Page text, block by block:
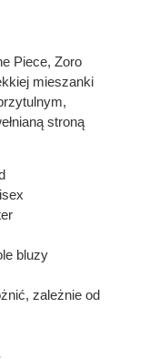
Piece, Zoro
mieszanki
stroną
bluzy
zależnie od